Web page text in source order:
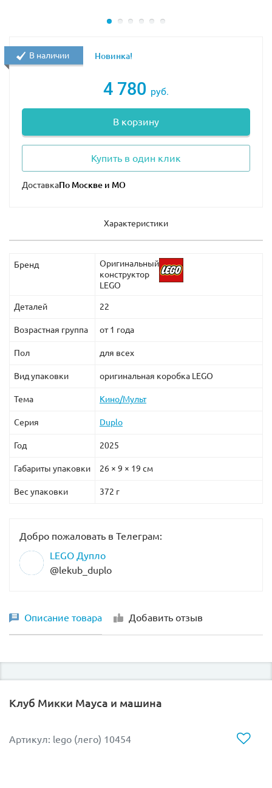
4 780 руб.
В корзину
Купить в один клик
Доставка
В наличии Новинка!
Характеристики
Бренд
Оригинальный
конструктор
LEGO
Деталей 22
Возрастная группа от 1 года
Пол для всех
Вид упаковки оригинальная коробка LEGO
Тема Кино/Мульт
Серия Duplo
Год 2025
Габариты упаковки 26 × 9 × 19 см
Вес упаковки 372 г
Добро пожаловать в Телеграм:
LEGO Дупло
@lekub_duplo
Описание товара Добавить отзыв
Клуб Микки Мауса и машина
Артикул: lego (лего) 10454